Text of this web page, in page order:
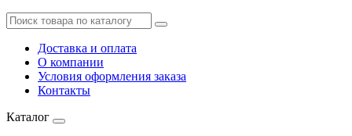
Доставка и оплата
О компании
Условия оформления заказа
Контакты
Каталог